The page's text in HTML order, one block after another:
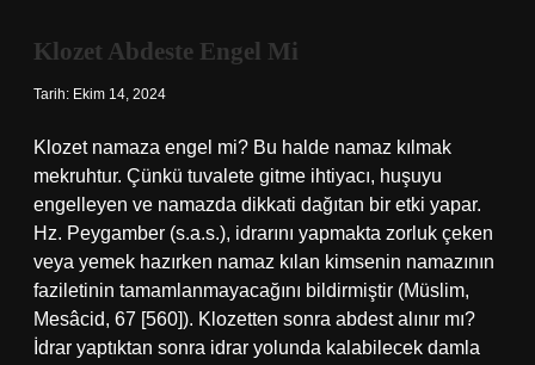
Klozet Abdeste Engel Mi
Tarih: Ekim 14, 2024
Klozet namaza engel mi? Bu halde namaz kılmak
mekruhtur. Çünkü tuvalete gitme ihtiyacı, huşuyu
engelleyen ve namazda dikkati dağıtan bir etki yapar.
Hz. Peygamber (s.a.s.), idrarını yapmakta zorluk çeken
veya yemek hazırken namaz kılan kimsenin namazının
faziletinin tamamlanmayacağını bildirmiştir (Müslim,
Mesâcid, 67 [560]). Klozetten sonra abdest alınır mı?
İdrar yaptıktan sonra idrar yolunda kalabilecek damla